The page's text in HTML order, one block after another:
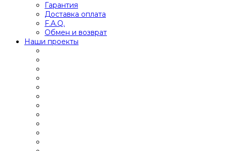
Гарантия
Доставка оплата
F.A.Q.
Обмен и возврат
Наши проекты